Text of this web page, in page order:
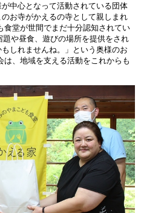
中心となって活動されている団体
お寺がかえるの寺として親しまれ
堂が世間でまだ十分認知されてい
や昼食、遊びの場所を提供をされ
しれませんね。」という奥様のお
、地域を支える活動をこれからも